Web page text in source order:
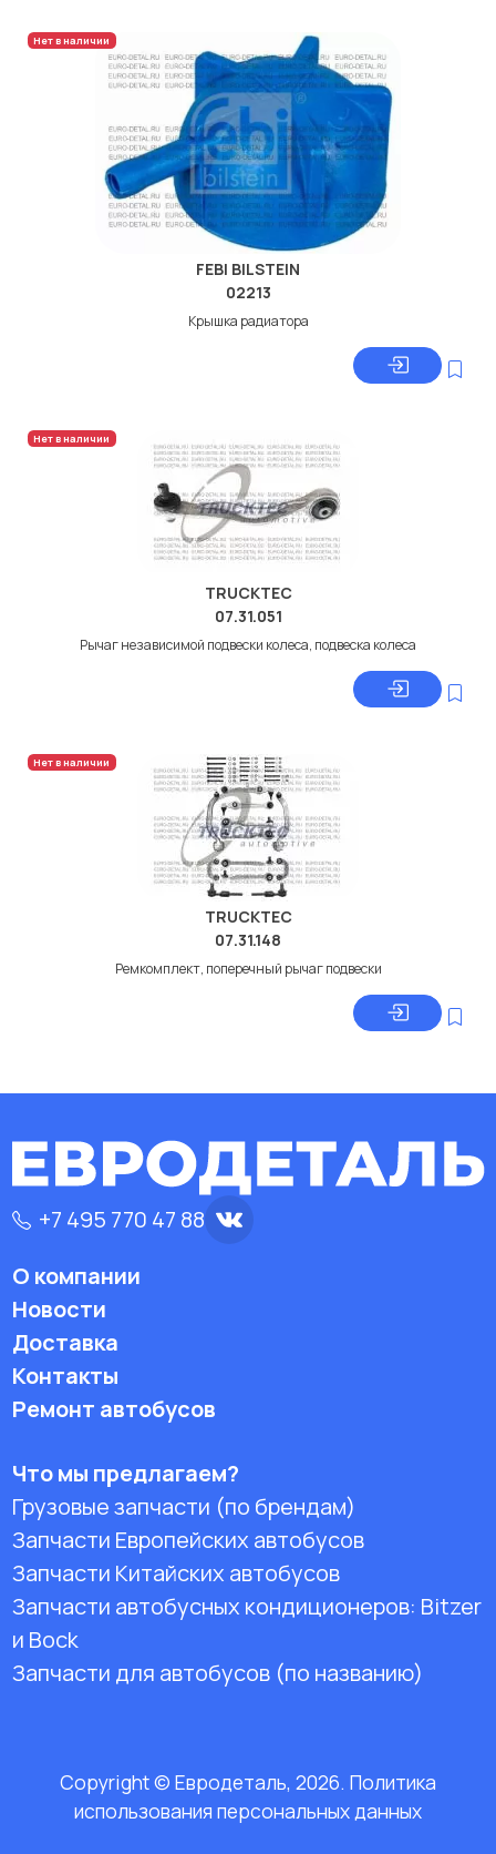
Нет в наличии
FEBI BILSTEIN
02213
Крышка радиатора
Нет в наличии
TRUCKTEC
07.31.051
Рычаг независимой подвески колеса, подвеска колеса
Нет в наличии
TRUCKTEC
07.31.148
Ремкомплект, поперечный рычаг подвески
+7 495 770 47 88
О компании
Новости
Доставка
Контакты
Ремонт автобусов
Что мы предлагаем?
Грузовые запчасти (по брендам)
Запчасти Европейских автобусов
Запчасти Китайских автобусов
Запчасти автобусных кондиционеров: Bitzer
и Bock
Запчасти для автобусов (по названию)
Copyright © Евродеталь, 2026. Политика
использования персональных данных